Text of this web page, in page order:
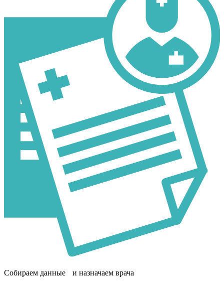
Собираем данные и назначаем врача